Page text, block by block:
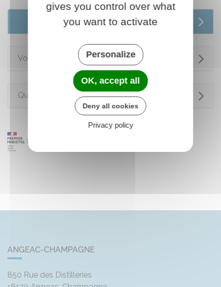
Services en ligne et formulaires
Voir aussi
Questions ? Réponses !
ANGEAC-CHAMPAGNE
850 Rue des Distilleries
gives you control over what
you want to activate
Personalize
OK, accept all
Deny all cookies
Privacy policy